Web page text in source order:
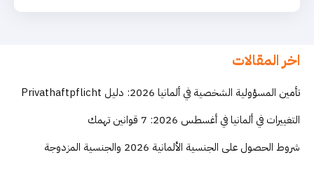
اخر المقالات
تأمين المسؤولية الشخصية في ألمانيا 2026: دليل Privathaftpflicht
التغييرات في ألمانيا في أغسطس 2026: 7 قوانين تهمك
شروط الحصول على الجنسية الألمانية 2026 والجنسية المزدوجة